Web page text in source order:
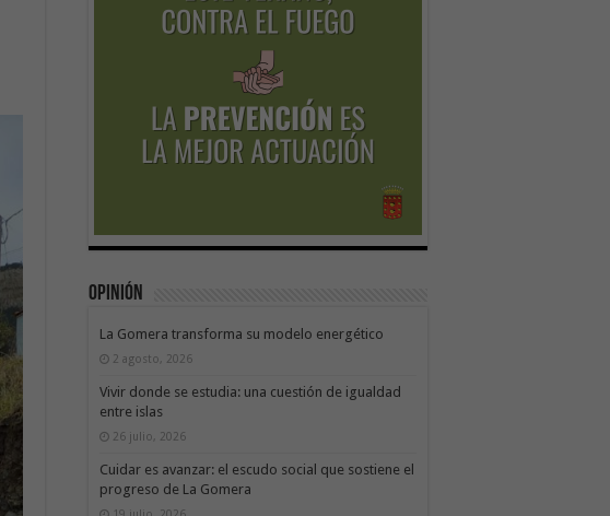
Opinión
La Gomera transforma su modelo energético
2 agosto, 2026
Vivir donde se estudia: una cuestión de igualdad
entre islas
26 julio, 2026
Cuidar es avanzar: el escudo social que sostiene el
progreso de La Gomera
19 julio, 2026